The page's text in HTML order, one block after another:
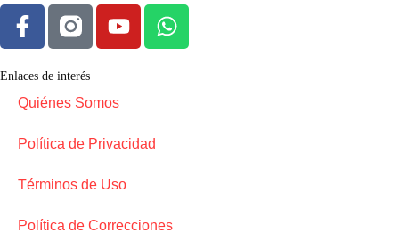
Enlaces de interés
Quiénes Somos
Política de Privacidad
Términos de Uso
Política de Correcciones